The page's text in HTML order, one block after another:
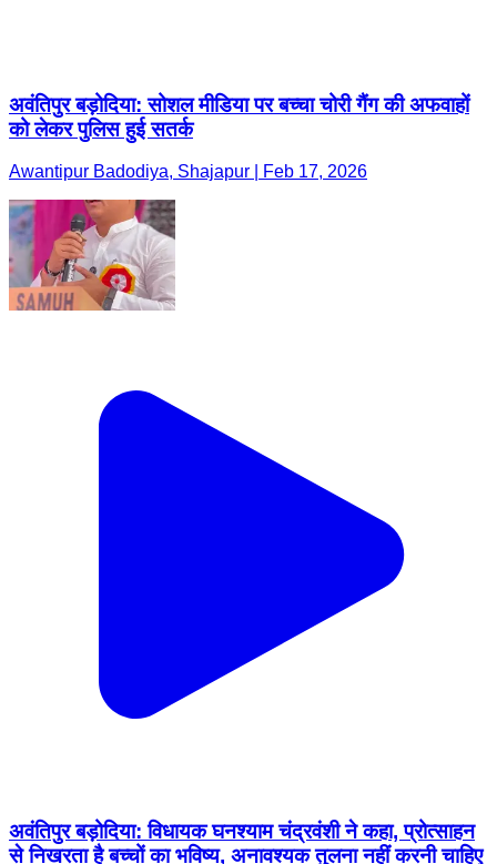
अवंतिपुर बड़ोदिया: सोशल मीडिया पर बच्चा चोरी गैंग की अफवाहों
को लेकर पुलिस हुई सतर्क
Awantipur Badodiya, Shajapur | Feb 17, 2026
अवंतिपुर बड़ोदिया: विधायक घनश्याम चंद्रवंशी ने कहा, प्रोत्साहन
से निखरता है बच्चों का भविष्य, अनावश्यक तुलना नहीं करनी चाहिए